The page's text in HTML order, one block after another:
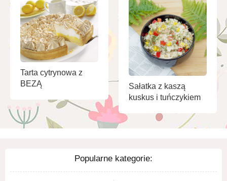
Tarta cytrynowa z
BEZĄ
Sałatka z kaszą
kuskus i tuńczykiem
Popularne kategorie: